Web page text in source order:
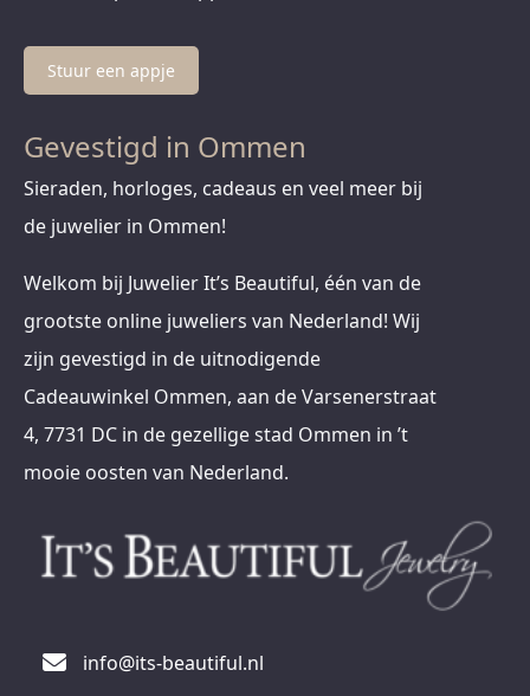
Stuur een appje
Gevestigd in Ommen
Sieraden, horloges, cadeaus en veel meer bij
de juwelier in Ommen!
Welkom bij Juwelier It’s Beautiful, één van de
grootste online juweliers van Nederland! Wij
zijn gevestigd in de uitnodigende
Cadeauwinkel Ommen, aan de Varsenerstraat
4, 7731 DC in de gezellige stad Ommen in ’t
mooie oosten van Nederland.
info@its-beautiful.nl